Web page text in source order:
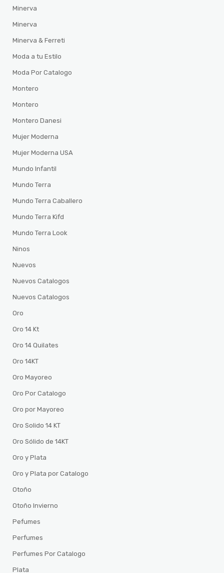
Minerva
Minerva
Minerva & Ferreti
Moda a tu Estilo
Moda Por Catalogo
Montero
Montero
Montero Danesi
Mujer Moderna
Mujer Moderna USA
Mundo Infantil
Mundo Terra
Mundo Terra Caballero
Mundo Terra Kifd
Mundo Terra Look
Ninos
Nuevos
Nuevos Catalogos
Nuevos Catalogos
Oro
Oro 14 Kt
Oro 14 Quilates
Oro 14KT
Oro Mayoreo
Oro Por Catalogo
Oro por Mayoreo
Oro Solido 14 KT
Oro Sólido de 14KT
Oro y Plata
Oro y Plata por Catalogo
Otoño
Otoño Invierno
Pefumes
Perfumes
Perfumes Por Catalogo
Plata